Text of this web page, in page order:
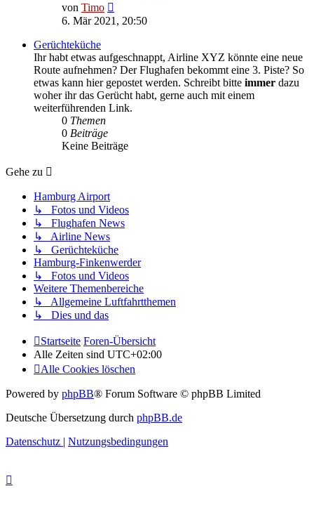
von Timo
Beitrag
6. Mär 2021, 20:50
Gerüchteküche
Ihr habt etwas aufgeschnappt, Airline XYZ könnte eine neue
Route aufnehmen? Der Flughafen bekommt eine 3. Piste? So
etwas kann hier gepostet werden. Schreibt bitte immer dazu
woher ihr das Gerücht habt, gerne auch mit einem
weiterführenden Link.
0 Themen
0 Beiträge
Keine Beiträge
Gehe zu
Hamburg Airport
↳ Fotos und Videos
↳ Flughafen News
↳ Airline News
↳ Gerüchteküche
Hamburg-Finkenwerder
↳ Fotos und Videos
Weitere Themenbereiche
↳ Allgemeine Luftfahrtthemen
↳ Dies und das
Startseite Foren-Übersicht
Alle Zeiten sind UTC+02:00
Alle Cookies löschen
Powered by phpBB® Forum Software © phpBB Limited
Deutsche Übersetzung durch phpBB.de
Datenschutz | Nutzungsbedingungen